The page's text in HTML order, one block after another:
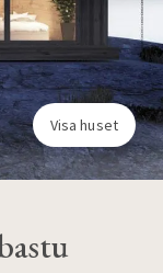
Visa huset